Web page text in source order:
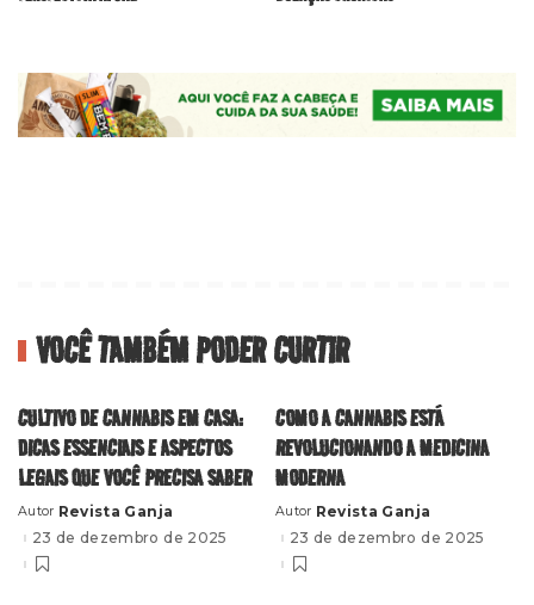
VOCÊ TAMBÉM PODER CURTIR
CULTIVO DE CANNABIS EM CASA:
DICAS ESSENCIAIS E ASPECTOS
LEGAIS QUE VOCÊ PRECISA SABER
Posted
by
Autor Revista Ganja
23 de dezembro de 2025
COMO A CANNABIS ESTÁ
REVOLUCIONANDO A MEDICINA
MODERNA
Posted
by
Autor Revista Ganja
23 de dezembro de 2025